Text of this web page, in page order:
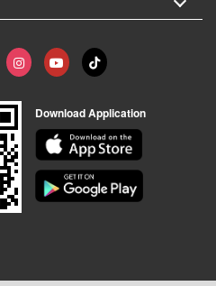
Download Application